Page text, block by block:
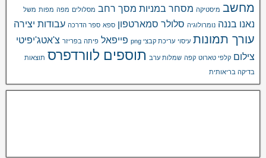
מחשב מיסטיקה מסחר במניות מסך רחב מסלולים מפה מפות משל
נאנו בננה נומרולוגיה סלולר סמארטפון ספא ספר הדרכה עבודות יצירה
עורך תמונות עיסוי עריכת קבצי png פייפאל פיתה בפריזר צ'אטג'יפיטי
צילום קלפי טארוט קפה שמלות ערב תוספים לוורדפרס תוצאות
בדיקה בריאותית